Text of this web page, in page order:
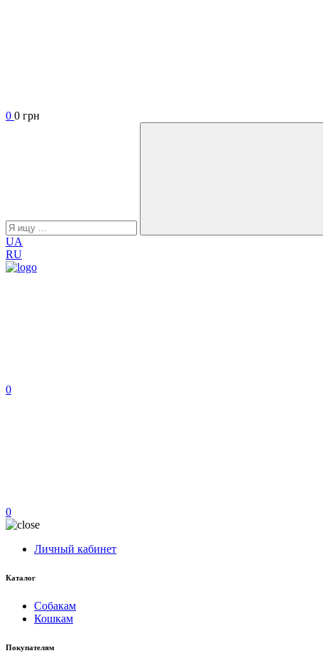
0 0 грн
UA
RU
0
0
Личный кабинет
Каталог
Собакам
Кошкам
Покупателям